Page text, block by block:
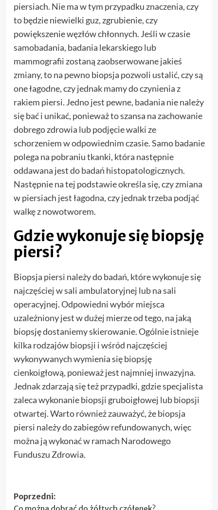
piersiach. Nie ma w tym przypadku znaczenia, czy
to będzie niewielki guz, zgrubienie, czy
powiększenie węzłów chłonnych. Jeśli w czasie
samobadania, badania lekarskiego lub
mammografii zostaną zaobserwowane jakieś
zmiany, to na pewno biopsja pozwoli ustalić, czy są
one łagodne, czy jednak mamy do czynienia z
rakiem piersi. Jedno jest pewne, badania nie należy
się bać i unikać, ponieważ to szansa na zachowanie
dobrego zdrowia lub podjęcie walki ze
schorzeniem w odpowiednim czasie. Samo badanie
polega na pobraniu tkanki, która następnie
oddawana jest do badań histopatologicznych.
Następnie na tej podstawie określa się, czy zmiana
w piersiach jest łagodna, czy jednak trzeba podjąć
walkę z nowotworem.
Gdzie wykonuje się biopsję
piersi?
Biopsja piersi należy do badań, które wykonuje się
najczęściej w sali ambulatoryjnej lub na sali
operacyjnej. Odpowiedni wybór miejsca
uzależniony jest w dużej mierze od tego, na jaką
biopsję dostaniemy skierowanie. Ogólnie istnieje
kilka rodzajów biopsji i wśród najczęściej
wykonywanych wymienia się biopsję
cienkoigłową, ponieważ jest najmniej inwazyjna.
Jednak zdarzają się też przypadki, gdzie specjalista
zaleca wykonanie biopsji gruboigłowej lub biopsji
otwartej. Warto również zauważyć, że biopsja
piersi należy do zabiegów refundowanych, więc
można ją wykonać w ramach Narodowego
Funduszu Zdrowia.
Zobacz
Poprzedni: